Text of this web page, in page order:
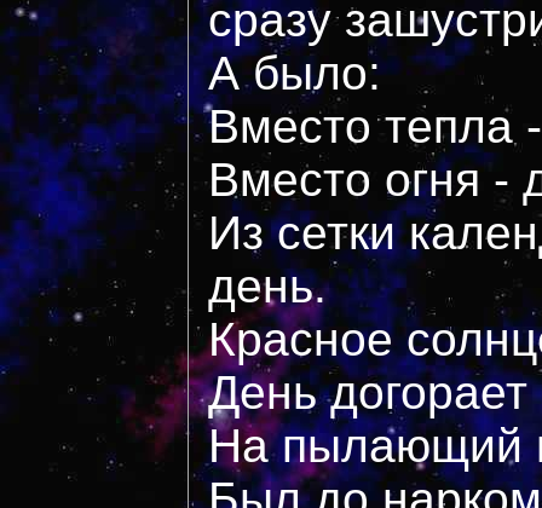
сразу
А было:
Вместо тепла
Вместо огня -
Из сетки
день.
Красное
День
На пылающий